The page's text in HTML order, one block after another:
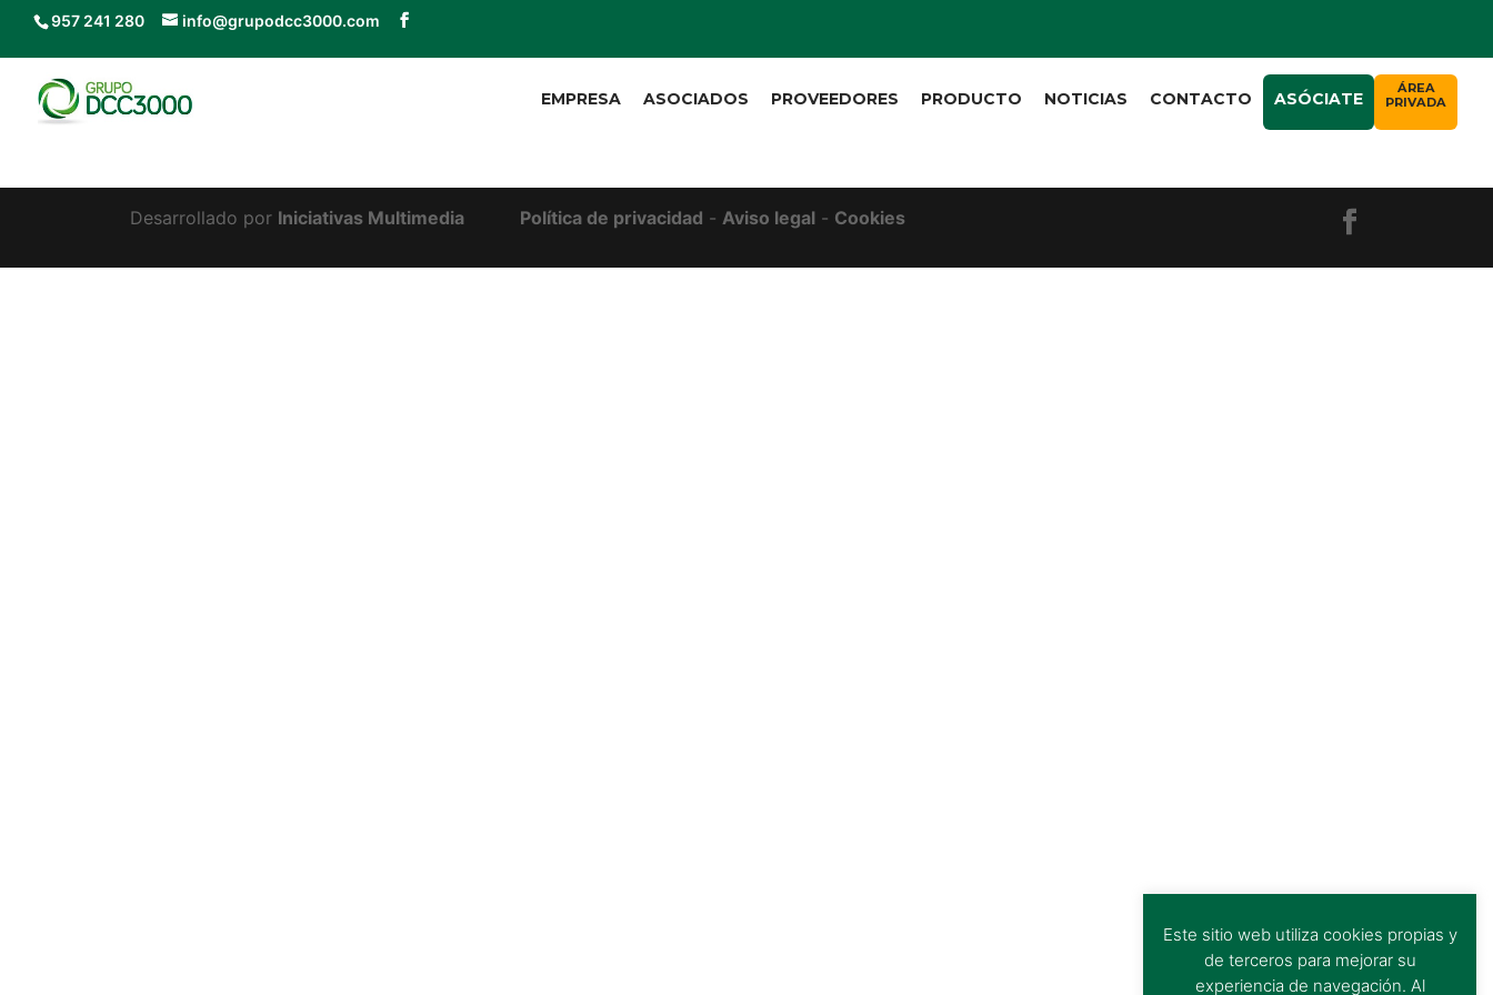
957 241 280 info@grupodcc3000.com
EMPRESA ASOCIADOS PROVEEDORES PRODUCTO NOTICIAS CONTACTO ASÓCIATE
ÁREA
PRIVADA
Desarrollado por Iniciativas Multimedia Política de privacidad - Aviso legal - Cookies
Este sitio web utiliza cookies propias y
de terceros para mejorar su
experiencia de navegación. Al